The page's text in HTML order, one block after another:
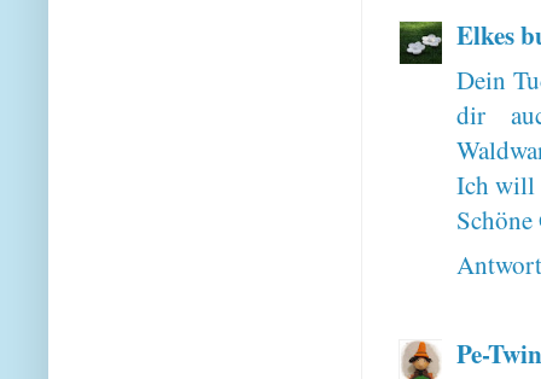
Elkes
Dein
dir
Ich will
Pe-